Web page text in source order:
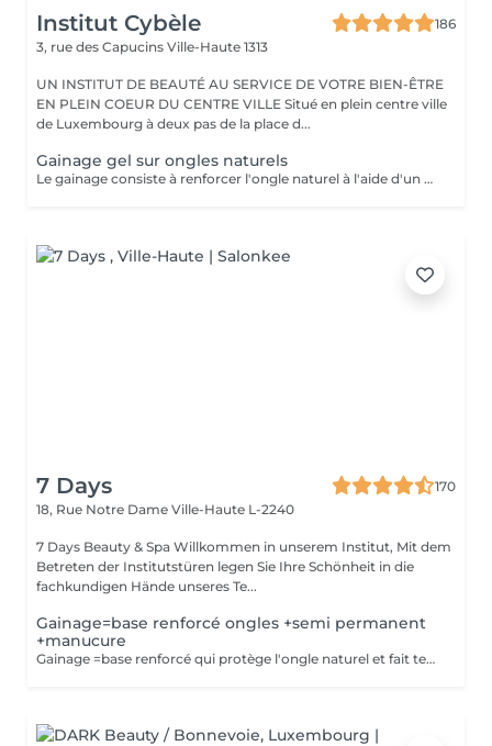
Institut Cybèle
186
3, rue des Capucins Ville-Haute 1313
UN INSTITUT DE BEAUTÉ AU SERVICE DE VOTRE BIEN-ÊTRE
EN PLEIN COEUR DU CENTRE VILLE Situé en plein centre ville
de Luxembourg à deux pas de la place d...
Gainage gel sur ongles naturels
Le gainage consiste à renforcer l'ongle naturel à l'aide d'un gel ou d'une base renforcée, sans rallongement. Il apporte solidité, tenue et un rendu soigné, tout en protégeant l'ongle des cassures.
7 Days
170
18, Rue Notre Dame Ville-Haute L-2240
7 Days Beauty & Spa Willkommen in unserem Institut, Mit dem
Betreten der Institutstüren legen Sie Ihre Schönheit in die
fachkundigen Hände unseres Te...
Gainage=base renforcé ongles +semi permanent
+manucure
Gainage =base renforcé qui protège l'ongle naturel et fait tenir plus longtemps . Semi-permanente =couleur qui tient 3-4semaines